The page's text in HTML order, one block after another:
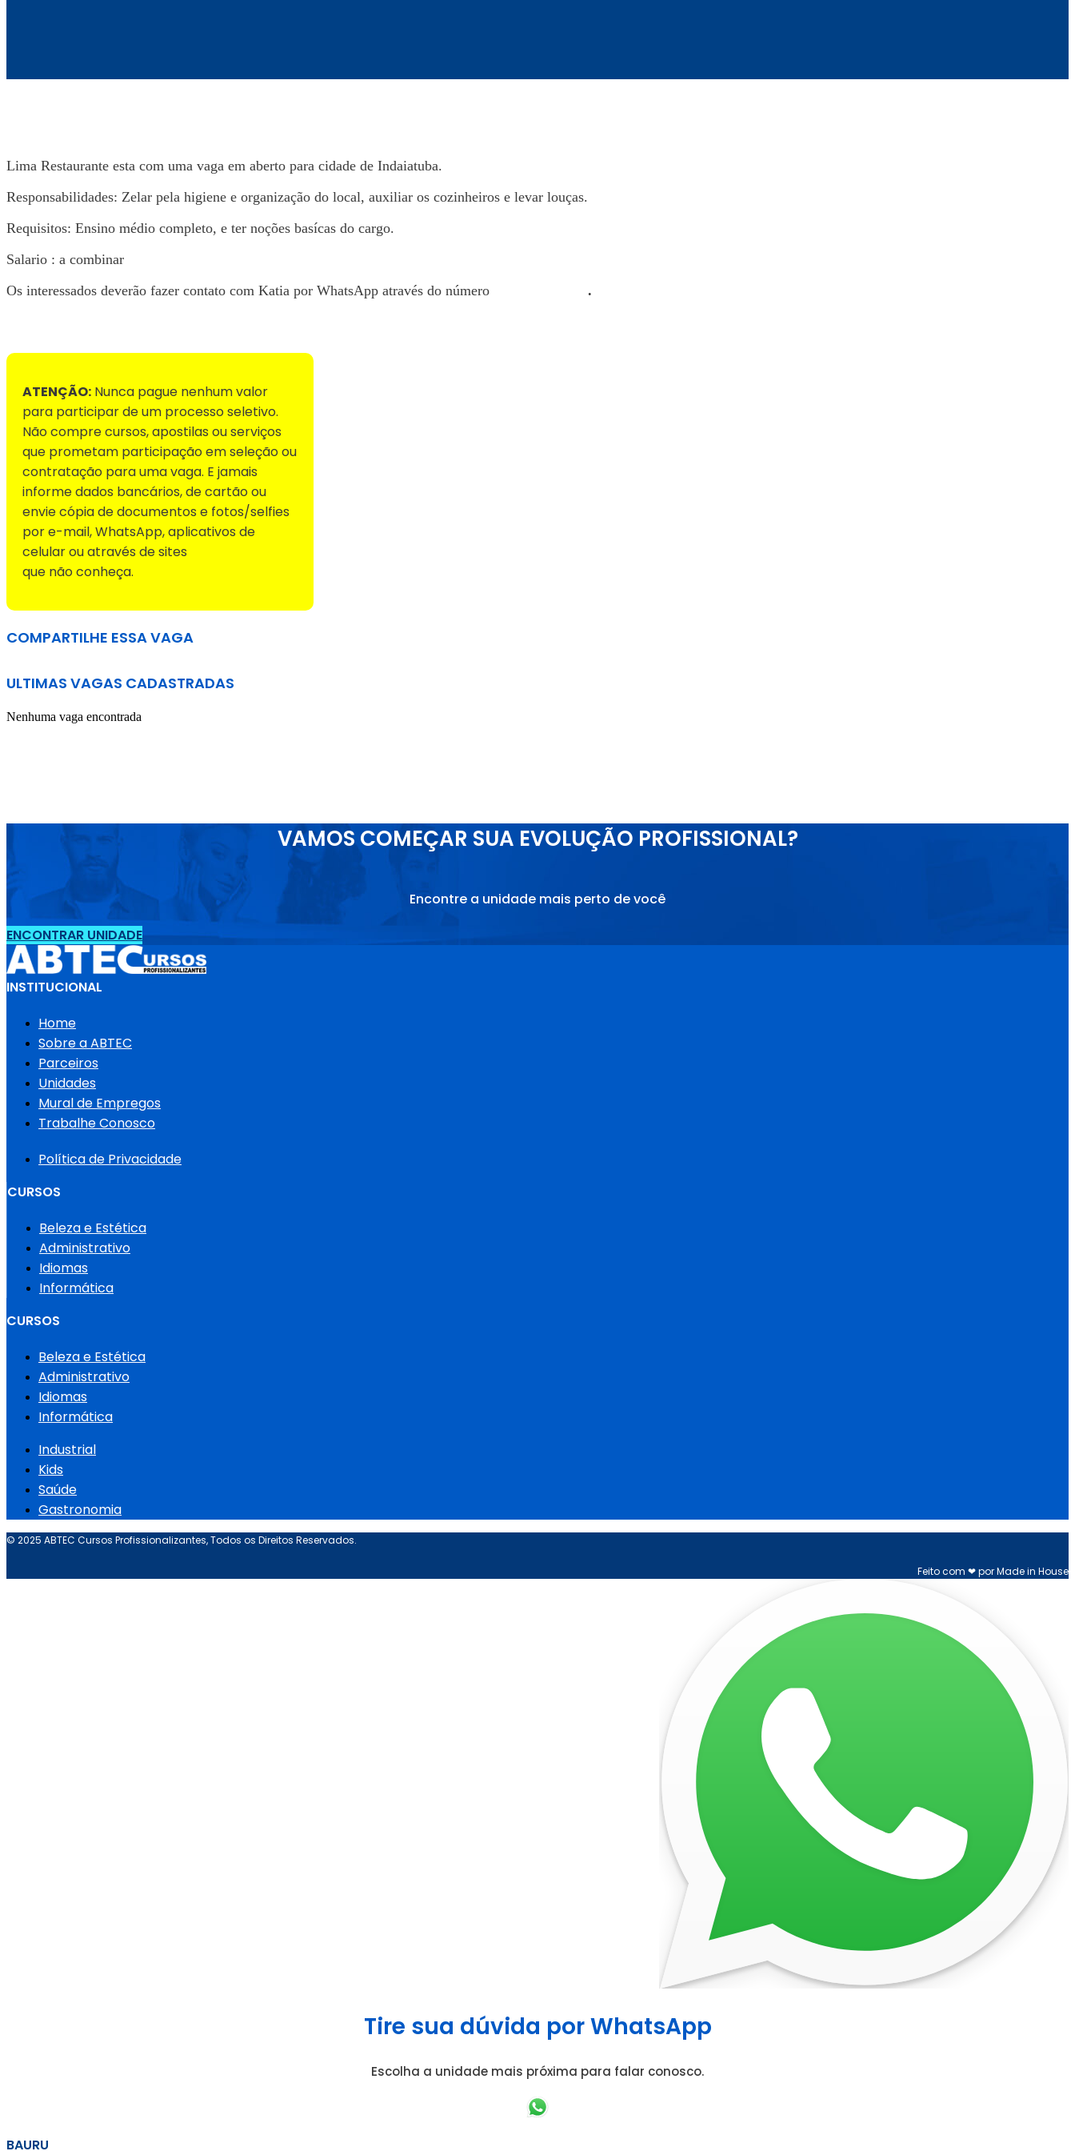
Lima Restaurante esta com uma vaga em aberto para cidade de Indaiatuba.
Responsabilidades: Zelar pela higiene e organização do local, auxiliar os cozinheiros e levar louças.
Requisitos: Ensino médio completo, e ter noções basícas do cargo.
Salario : a combinar
Os interessados deverão fazer contato com Katia por WhatsApp através do número
.
ATENÇÃO: Nunca pague nenhum valor
para participar de um processo seletivo.
Não compre cursos, apostilas ou serviços
que prometam participação em seleção ou
contratação para uma vaga. E jamais
informe dados bancários, de cartão ou
envie cópia de documentos e fotos/selfies
por e-mail, WhatsApp, aplicativos de
celular ou através de sites
que não conheça.
COMPARTILHE ESSA VAGA
ULTIMAS VAGAS CADASTRADAS
Nenhuma vaga encontrada
VAMOS COMEÇAR SUA EVOLUÇÃO PROFISSIONAL?
Encontre a unidade mais perto de você
ENCONTRAR UNIDADE
INSTITUCIONAL
Home
Sobre a ABTEC
Parceiros
Unidades
Mural de Empregos
Trabalhe Conosco
Política de Privacidade
CURSOS
Beleza e Estética
Administrativo
Idiomas
Informática
CURSOS
Beleza e Estética
Administrativo
Idiomas
Informática
Industrial
Kids
Saúde
Gastronomia
© 2025 ABTEC Cursos Profissionalizantes, Todos os Direitos Reservados.
Feito com ❤ por Made in House
Tire sua dúvida por WhatsApp
Escolha a unidade mais próxima para falar conosco.
BAURU